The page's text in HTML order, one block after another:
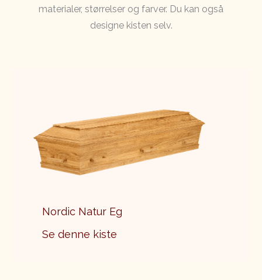
materialer, størrelser og farver. Du kan også
designe kisten selv.
Nordic Natur Eg
Se denne kiste